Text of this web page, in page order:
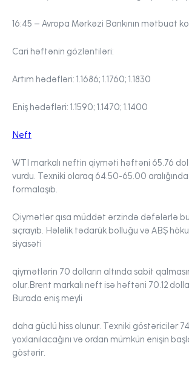
16:45 – Avropa Mərkəzi Bankının mətbuat
Cari həftənin gözləntiləri:
Artım hədəfləri: 1.1686; 1.1760; 1.1830
Eniş hədəfləri: 1.1590; 1.1470; 1.1400
Neft
WTI markalı neftin qiyməti həftəni 65.76
vurdu. Texniki olaraq 64.50-65.00
formalaşıb.
Qiymətlər qısa müddət ərzində dəfələrlə
sıçrayıb. Hələlik tədarük bolluğu və ABŞ
siyasəti
qiymətlərin 70 dolların altında sabit
olur.Brent markalı neft isə həftəni 70.12
Burada eniş meyli
daha güclü hiss olunur. Texniki göstəricilər
yoxlanılacağını və ordan mümkün enişin
göstərir.